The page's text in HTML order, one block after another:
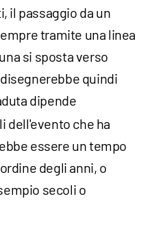
il passaggio da un
tramite una linea
si sposta verso
quindi
dipende
dell'evento che ha
essere un tempo
degli anni, o
secoli o